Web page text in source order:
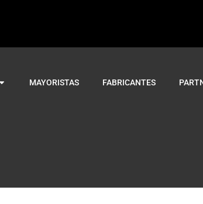
MAYORISTAS FABRICANTES